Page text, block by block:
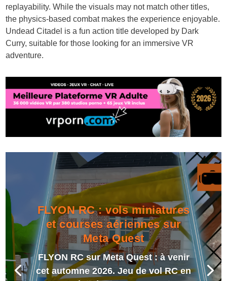
replayability. While the visuals may not match other titles,
the physics-based combat makes the experience enjoyable.
Undead Citadel is a fun action title developed by Dark
Curry, suitable for those looking for an immersive VR
adventure.
FLYON RC : vols miniatures
et courses aériennes sur
Meta Quest
FLYON RC sur Meta Quest : à venir
cet automne 2026. Jeu de vol RC en